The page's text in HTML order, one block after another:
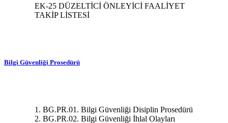
EK-25 DÜZELTİCİ ÖNLEYİCİ FAALİYET
TAKİP LİSTESİ
Bilgi Güvenliği Prosedürü
1. BG.PR.01. Bilgi Güvenliği Disiplin Prosedürü
2. BG.PR.02. Bilgi Güvenliği İhlal Olayları